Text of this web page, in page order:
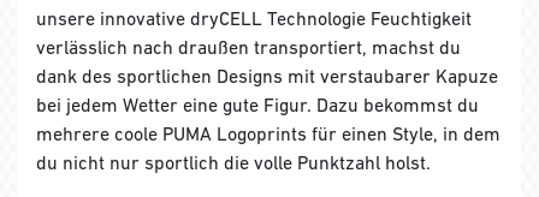
unsere innovative dryCELL Technologie Feuchtigkeit
verlässlich nach draußen transportiert, machst du
dank des sportlichen Designs mit verstaubarer Kapuze
bei jedem Wetter eine gute Figur. Dazu bekommst du
mehrere coole PUMA Logoprints für einen Style, in dem
du nicht nur sportlich die volle Punktzahl holst.